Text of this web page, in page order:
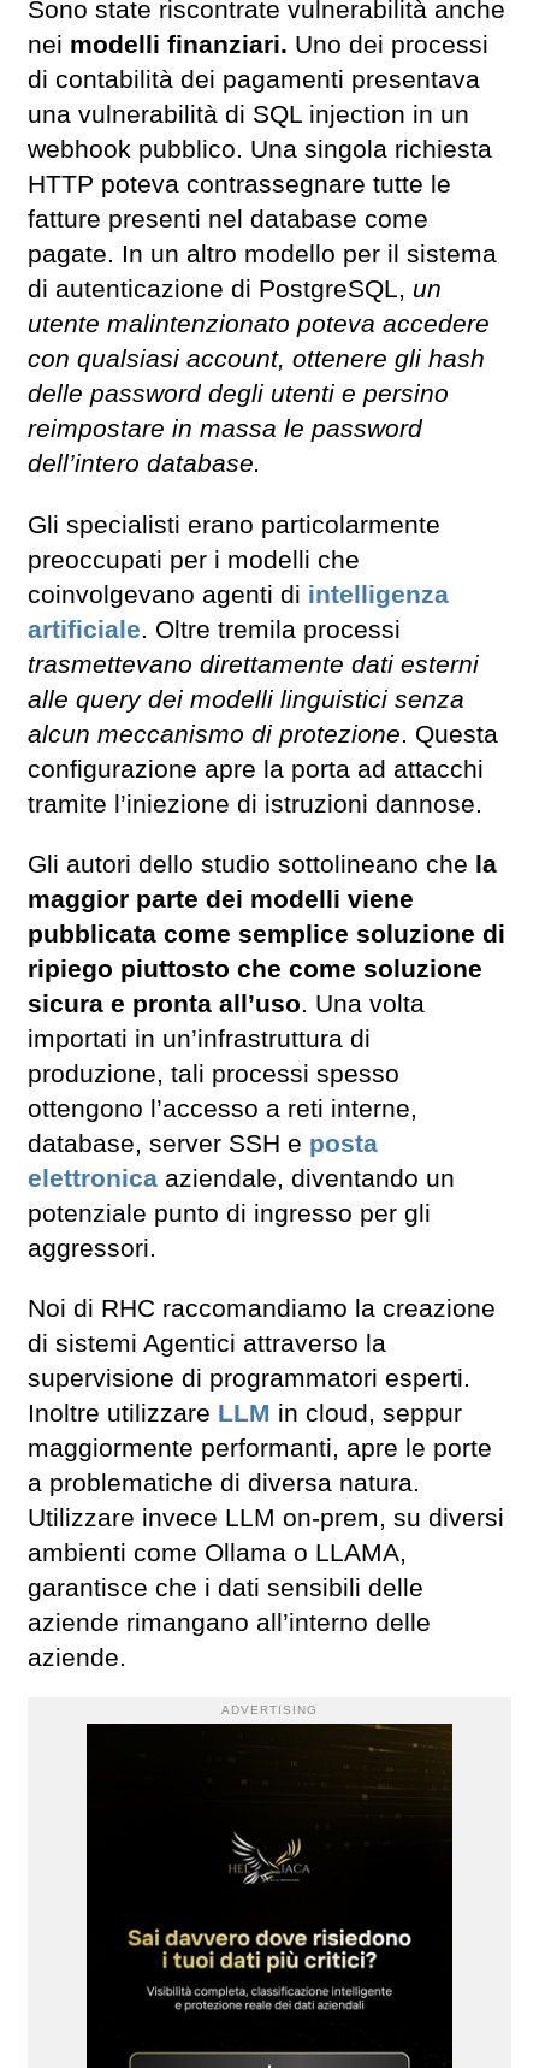
Sono state riscontrate vulnerabilità anche
nei modelli finanziari. Uno dei processi
di contabilità dei pagamenti presentava
una vulnerabilità di SQL injection in un
webhook pubblico. Una singola richiesta
HTTP poteva contrassegnare tutte le
fatture presenti nel database come
pagate. In un altro modello per il sistema
di autenticazione di PostgreSQL, un
utente malintenzionato poteva accedere
con qualsiasi account, ottenere gli hash
delle password degli utenti e persino
reimpostare in massa le password
dell’intero database.
Gli specialisti erano particolarmente
preoccupati per i modelli che
coinvolgevano agenti di intelligenza
artificiale. Oltre tremila processi
trasmettevano direttamente dati esterni
alle query dei modelli linguistici senza
alcun meccanismo di protezione. Questa
configurazione apre la porta ad attacchi
tramite l’iniezione di istruzioni dannose.
Gli autori dello studio sottolineano che la
maggior parte dei modelli viene
pubblicata come semplice soluzione di
ripiego piuttosto che come soluzione
sicura e pronta all’uso. Una volta
importati in un’infrastruttura di
produzione, tali processi spesso
ottengono l’accesso a reti interne,
database, server SSH e posta
elettronica aziendale, diventando un
potenziale punto di ingresso per gli
aggressori.
Noi di RHC raccomandiamo la creazione
di sistemi Agentici attraverso la
supervisione di programmatori esperti.
Inoltre utilizzare LLM in cloud, seppur
maggiormente performanti, apre le porte
a problematiche di diversa natura.
Utilizzare invece LLM on-prem, su diversi
ambienti come Ollama o LLAMA,
garantisce che i dati sensibili delle
aziende rimangano all’interno delle
aziende.
ADVERTISING